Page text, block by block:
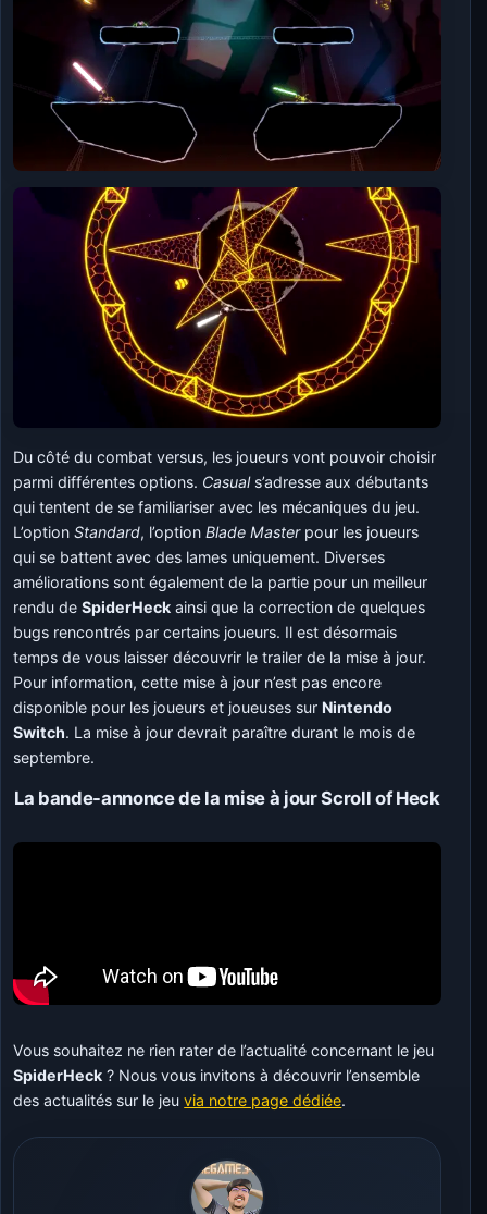
Du côté du combat versus, les joueurs vont pouvoir choisir
parmi différentes options. Casuals’adresse aux débutants
qui tentent de se familiariser avec les mécaniques du jeu.
L’optionStandard, l’optionBlade Masterpour les joueurs
qui se battent avec des lames uniquement. Diverses
améliorations sont également de la partie pour un meilleur
rendu deSpiderHeck ainsi que la correction de quelques
bugs rencontrés par certains joueurs. Il est désormais
temps de vous laisser découvrir le trailer de la mise à jour.
Pour information, cette mise à jour n’est pas encore
disponible pour les joueurs et joueuses sur Nintendo
Switch. La mise à jour devrait paraître durant le mois de
septembre.
La bande-annonce de la mise à jour Scroll of Heck
Vous souhaitez ne rien rater de l’actualité concernant le jeu
SpiderHeck ? Nous vous invitons à découvrir l’ensemble
des actualités sur le jeuvia notre page dédiée.